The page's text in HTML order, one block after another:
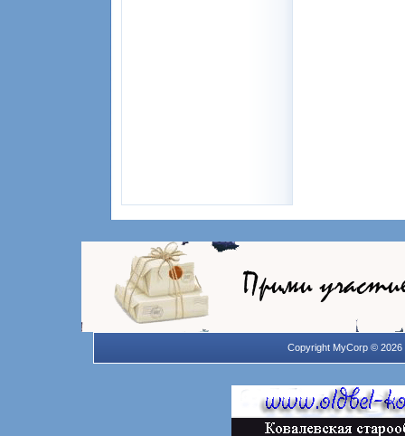
Copyright MyCorp © 2026